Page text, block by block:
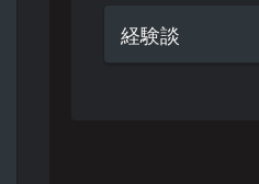
経験談